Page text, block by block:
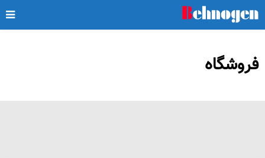
فروشگاه